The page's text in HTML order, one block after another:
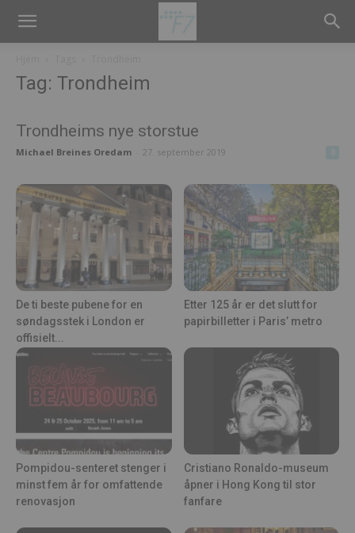
Tag: Trondheim
Trondheims nye storstue
Michael Breines Oredam 27. september 2019
De ti beste pubene for en
søndagsstek i London er
offisielt...
Etter 125 år er det slutt for
papirbilletter i Paris’ metro
Pompidou-senteret stenger i
minst fem år for omfattende
renovasjon
Cristiano Ronaldo-museum
åpner i Hong Kong til stor
fanfare